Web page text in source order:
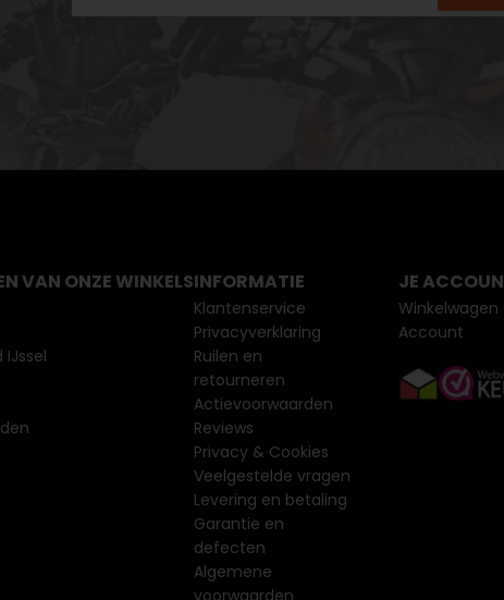
VAN ONZE WINKELSINFORMATIE
Klantenservice
Privacyverklaring
Ruilen en
retourneren
Actievoorwaarden
Reviews
Privacy & Cookies
Veelgestelde vragen
Levering en betaling
Garantie en
defecten
Algemene
voorwaarden
JE
Winkelwagen
Account